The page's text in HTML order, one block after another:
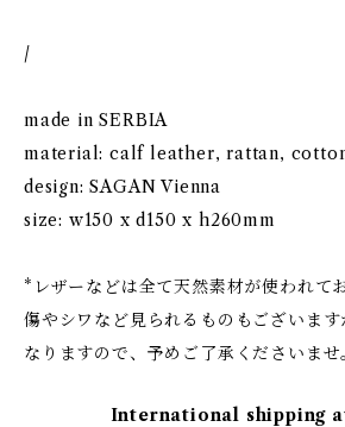
/
made in SERBIA
material: calf leather, rattan,
design: SAGAN Vienna
size: w150 x d150 x h260mm
*レザーなどは全て天然素材が使われて
傷やシワなど見られるものもございます
なりますので、予めご了承くださいませ
International shipping